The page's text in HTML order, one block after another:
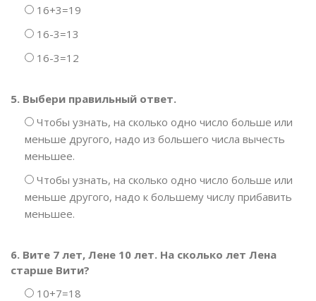
16+3=19
16-3=13
16-3=12
5. Выбери правильный ответ.
Чтобы узнать, на сколько одно число больше или
меньше другого, надо из большего числа вычесть
меньшее.
Чтобы узнать, на сколько одно число больше или
меньше другого, надо к большему числу прибавить
меньшее.
6. Вите 7 лет, Лене 10 лет. На сколько лет Лена
старше Вити?
10+7=18